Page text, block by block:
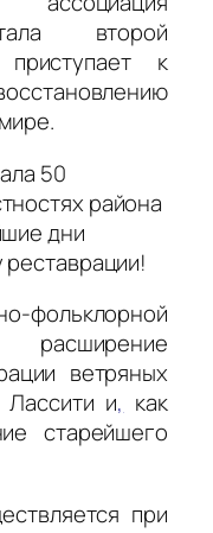
второй
приступает к
50
района
дни
реставрации!
расширение
ветряных
и, как
старейшего
при